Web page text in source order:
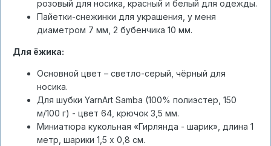
розовый для носика, красный и белый для одежды.
Пайетки-снежинки для украшения, у меня
диаметром 7 мм, 2 бубенчика 10 мм.
Для ёжика:
Основной цвет – светло-серый, чёрный для
носика.
Для шубки YarnArt Samba (100% полиэстер, 150
м/100 г) - цвет 64, крючок 3,5 мм.
Миниатюра кукольная «Гирлянда - шарик», длина 1
метр, шарики 1,5 х 0,8 см.